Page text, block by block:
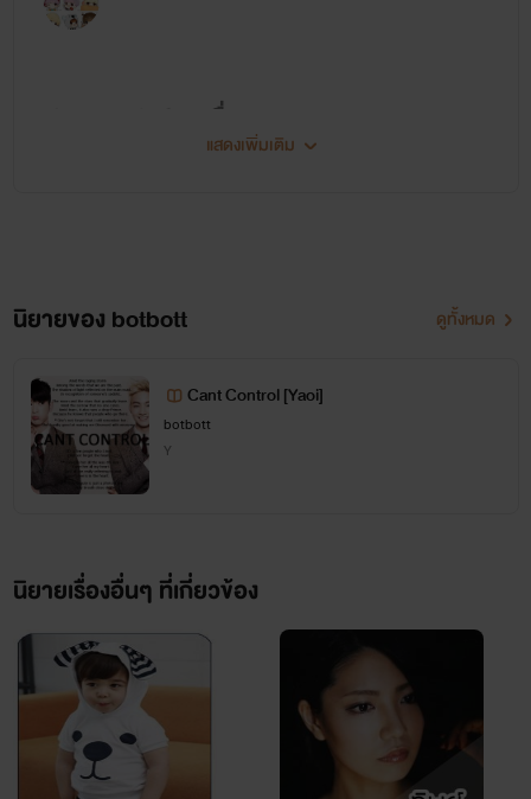
(4เรื่อง)
</a>
x-
แสดงเพิ่มเติม
นิยายของ botbott ดูทั้งหมด
Cant Control [Yaoi]
botbott
Y
นิยายเรื่องอื่นๆ ที่เกี่ยวข้อง